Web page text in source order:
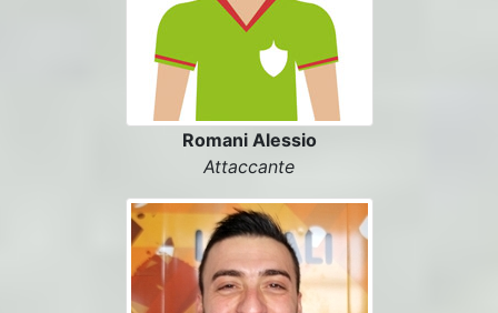
Romani Alessio
Attaccante